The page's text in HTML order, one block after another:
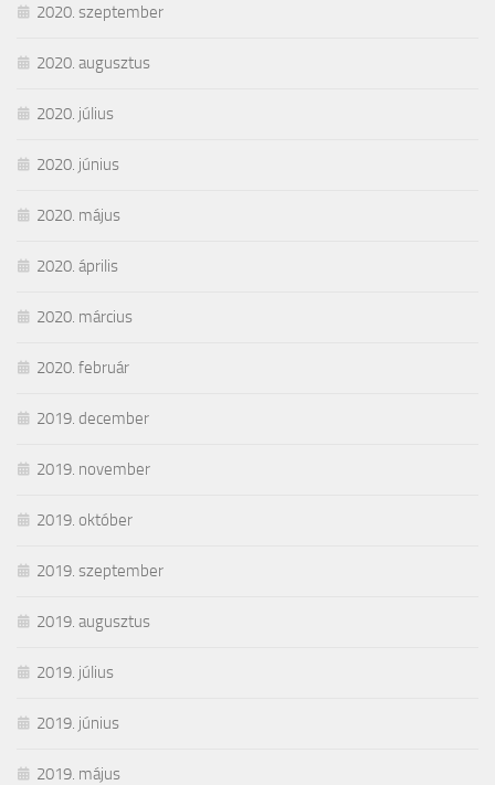
2020. szeptember
2020. augusztus
2020. július
2020. június
2020. május
2020. április
2020. március
2020. február
2019. december
2019. november
2019. október
2019. szeptember
2019. augusztus
2019. július
2019. június
2019. május